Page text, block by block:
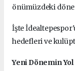
önümüzdeki
İşte
hedefleri ve
Yeni Dönemin